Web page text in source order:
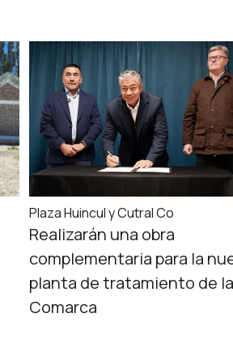
Plaza Huincul y Cutral Co
Realizarán una obra
complementaria para la
planta de tratamiento de la
Comarca